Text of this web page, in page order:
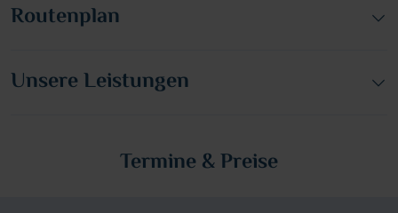
Routenplan
Unsere Leistungen
Termine & Preise